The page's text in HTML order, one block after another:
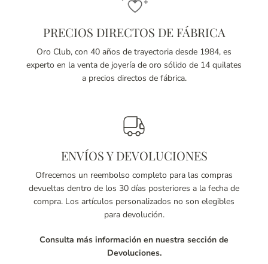
PRECIOS DIRECTOS DE FÁBRICA
Oro Club, con 40 años de trayectoria desde 1984, es
experto en la venta de joyería de oro sólido de 14 quilates
a precios directos de fábrica.
ENVÍOS Y DEVOLUCIONES
Ofrecemos un reembolso completo para las compras
devueltas dentro de los 30 días posteriores a la fecha de
compra. Los artículos personalizados no son elegibles
para devolución.
Consulta más información en nuestra sección de
Devoluciones.